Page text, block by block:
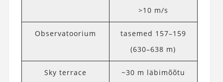
>10 m/s
Observatoorium
tasemed 157–159
(630–638 m)
Sky terrace
~30 m läbimõõtu